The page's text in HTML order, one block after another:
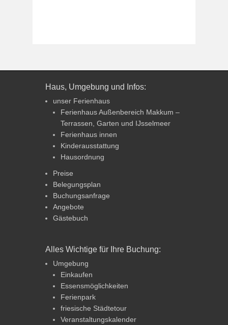
Haus, Umgebung und Infos:
unser Ferienhaus
Ferienhaus Außenbereich Makkum –
Terrassen, Garten und IJsselmeer
Ferienhaus innen
Kinderausstattung
Hausordnung
Preise
Belegungsplan
Buchungsanfrage
Angebote
Gästebuch
Alles Wichtige für Ihre Buchung:
Umgebung
Einkaufen
Essensmöglichkeiten
Ferienpark
friesische Städtetour
Veranstaltungskalender